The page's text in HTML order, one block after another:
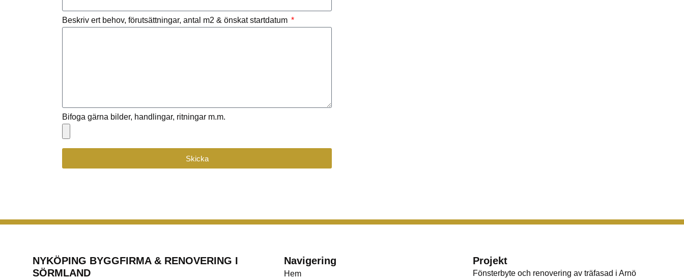
Beskriv ert behov, förutsättningar, antal m2 & önskat startdatum
Bifoga gärna bilder, handlingar, ritningar m.m.
Skicka
NYKÖPING BYGGFIRMA & RENOVERING I
SÖRMLAND
Navigering
Hem
Projekt
Fönsterbyte och renovering av träfasad i Arnö